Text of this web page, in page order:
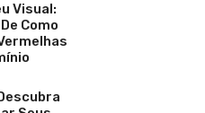
Visual:
Como